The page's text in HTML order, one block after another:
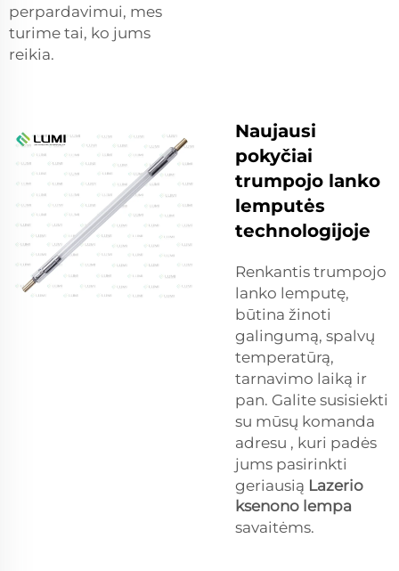
perpardavimui, mes
turime tai, ko jums
reikia.
Naujausi
pokyčiai
trumpojo lanko
lemputės
technologijoje
Renkantis trumpojo
lanko lemputę,
būtina žinoti
galingumą, spalvų
temperatūrą,
tarnavimo laiką ir
pan. Galite susisiekti
su mūsų komanda
adresu , kuri padės
jums pasirinkti
geriausią Lazerio
ksenono lempa
savaitėms.